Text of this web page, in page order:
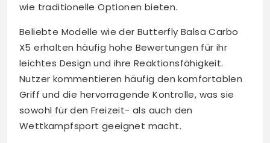
wie traditionelle Optionen bieten.
Beliebte Modelle wie der Butterfly Balsa Carbo
X5 erhalten häufig hohe Bewertungen für ihr
leichtes Design und ihre Reaktionsfähigkeit.
Nutzer kommentieren häufig den komfortablen
Griff und die hervorragende Kontrolle, was sie
sowohl für den Freizeit- als auch den
Wettkampfsport geeignet macht.